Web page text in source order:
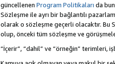
güncellenen Program Politikaları da
Sözleşme ile ayrı bir bağlantılı
olarak o sözleşme geçerli olacaktır. Bu
olup, önceki tüm sözleşme ve
“İçerir”, “dahil” ve “örneğin” terimleri,